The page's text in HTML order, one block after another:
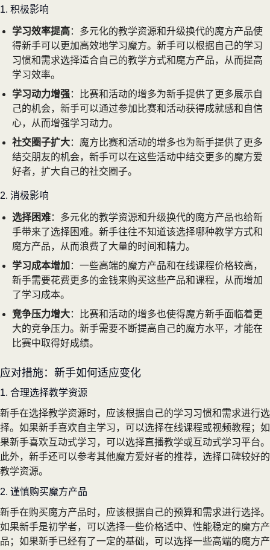
1. 积极影响
学习效率提高：多元化的教学资源和升级换代的魔方产品使
得新手可以更加高效地学习魔方。新手可以根据自己的学习
习惯和需求选择适合自己的教学方式和魔方产品，从而提高
学习效率。
学习动力增强：比赛和活动的增多为新手提供了更多展示自
己的机会，新手可以通过参加比赛和活动获得成就感和自信
心，从而增强学习动力。
社交圈子扩大：魔方比赛和活动的增多也为新手提供了更多
结交朋友的机会，新手可以在这些活动中结交更多的魔方爱
好者，扩大自己的社交圈子。
2. 消极影响
选择困难：多元化的教学资源和升级换代的魔方产品也给新
手带来了选择困难。新手往往不知道该选择哪种教学方式和
魔方产品，从而浪费了大量的时间和精力。
学习成本增加 ：一些高端的魔方产品和在线课程价格较高，
新手需要花费更多的金钱来购买这些产品和课程，从而增加
了学习成本。
竞争压力增大：比赛和活动的增多也使得魔方新手面临着更
大的竞争压力。新手需要不断提高自己的魔方水平，才能在
比赛中取得好成绩。
应对措施：新手如何适应变化
1. 合理选择教学资源
新手在选择教学资源时，应该根据自己的学习习惯和需求进行选
择。如果新手喜欢自主学习，可以选择在线课程或视频教程；如
果新手喜欢互动式学习，可以选择直播教学或互动式学习平台。
此外，新手还可以参考其他魔方爱好者的推荐，选择口碑较好的
教学资源。
2. 谨慎购买魔方产品
新手在购买魔方产品时，应该根据自己的预算和需求进行选择。
如果新手是初学者，可以选择一些价格适中、性能稳定的魔方产
品；如果新手已经有了一定的基础，可以选择一些高端的魔方产